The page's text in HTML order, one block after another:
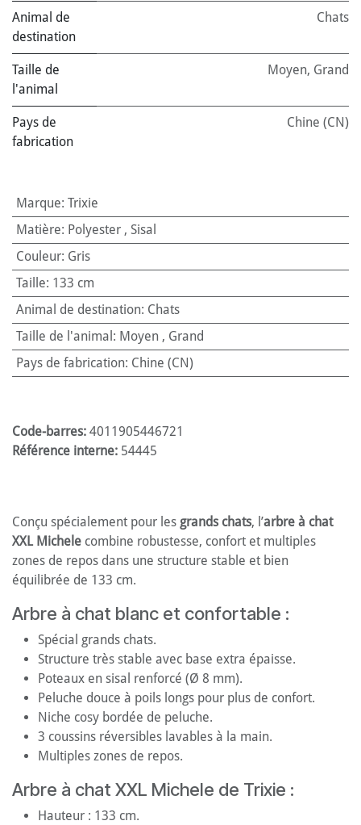
Animal de
destination
Chats
Taille de
l'animal
Moyen, Grand
Pays de
fabrication
Chine (CN)
Marque: Trixie
Matière: Polyester, Sisal
Couleur: Gris
Taille: 133 cm
Animal de destination: Chats
Taille de l'animal : Moyen, Grand
Pays de fabrication: Chine (CN)
Code-barres: 4011905446721
Référence interne: 54445
Conçu spécialement pour les grands chats, l’arbre à chat
XXL Michele combine robustesse, confort et multiples
zones de repos dans une structure stable et bien
équilibrée de 133 cm.
Arbre à chat blanc et confortable :
Spécial grands chats.
Structure très stable avec base extra épaisse.
Poteaux en sisal renforcé (Ø 8 mm).
Peluche douce à poils longs pour plus de confort.
Niche cosy bordée de peluche.
3 coussins réversibles lavables à la main.
Multiples zones de repos.
Arbre à chat XXL Michele de Trixie :
Hauteur : 133 cm.